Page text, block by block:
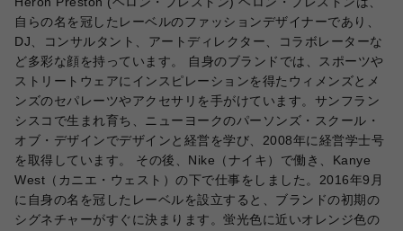
自らの名を冠したレーベルのファッションデザイナーであり、
DJ、コンサルタント、アートディレクター、コラボレーターな
ど多彩な顔を持っています。 自身のブランドでは、スポーツや
ストリートウェアにインスピレーションを得たウィメンズとメ
ンズのセパレーツやアクセサリを手がけています。サンフラン
シスコで生まれ育ち、ニューヨークのパーソンズ・スクール・
オブ・デザインでデザインと経営を学び、2008年に経営学士号
を取得しています。 その後、Nike（ナイキ）で働き、Kanye
West（カニエ・ウェスト）の下で仕事をしました。2016年9月
に自身の名を冠したレーベルを設立すると、ブランドの初期の
シグネチャーがすぐに決まります。蛍光色に近いオレンジ色の